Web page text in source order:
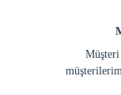
Müşteri